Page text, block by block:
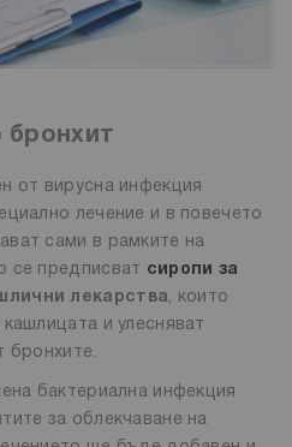
бронхит
от вирусна инфекция
лечение и в повечето
сами в рамките на
се предписват сиропи за
лекарства, които
и улесняват
бронхите.
бактериална инфекция
за облекчаване на